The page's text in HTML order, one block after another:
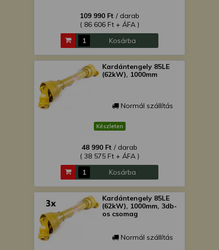
109 990 Ft / darab
( 86 606 Ft + ÁFA )
Kosárba
Kardántengely 85LE
(62kW), 1000mm
Normál szállítás
Készleten
48 990 Ft / darab
( 38 575 Ft + ÁFA )
Kosárba
Kardántengely 85LE
(62kW), 1000mm, 3db-
os csomag
Normál szállítás